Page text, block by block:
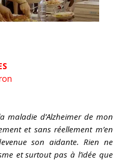
maladie d’Alzheimer de mon
et sans réellement m’en
son aidante. Rien ne
et surtout pas à l’idée que